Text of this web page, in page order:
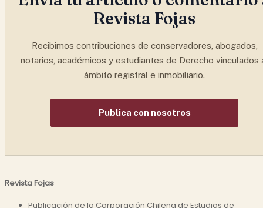
Revista Fojas
Recibimos contribuciones de conservadores, abogados,
notarios, académicos y estudiantes de Derecho vinculados
ámbito registral e inmobiliario.
Publica con nosotros
Revista Fojas
Publicación de la Corporación Chilena de Estudios de